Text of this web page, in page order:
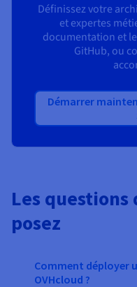
Définissez votre
et expertes
documentation et
GitHub, ou
Démarrer
Les questions
posez
Comment déployer
OVHcloud ?